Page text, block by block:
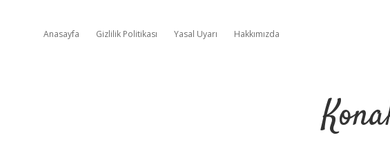
Anasayfa Gizlilik Politikası Yasal Uyarı Hakkımızda